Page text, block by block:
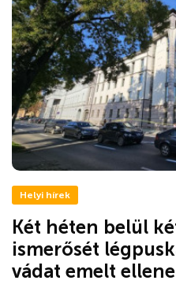
Helyi hírek
Két héten belül
ismerősét
vádat emelt